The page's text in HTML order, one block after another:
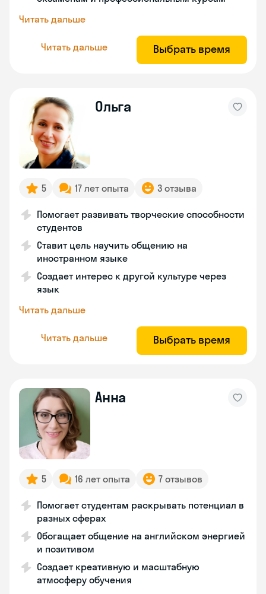
Читать дальше
Читать дальше Выбрать время
Ольга
5 17 лет опыта 3 отзыва
Помогает развивать творческие способности
студентов
Ставит цель научить общению на
иностранном языке
Создает интерес к другой культуре через
язык
Читать дальше
Читать дальше Выбрать время
Анна
5 16 лет опыта 7 отзывов
Помогает студентам раскрывать потенциал в
разных сферах
Обогащает общение на английском энергией
и позитивом
Создает креативную и масштабную
атмосферу обучения